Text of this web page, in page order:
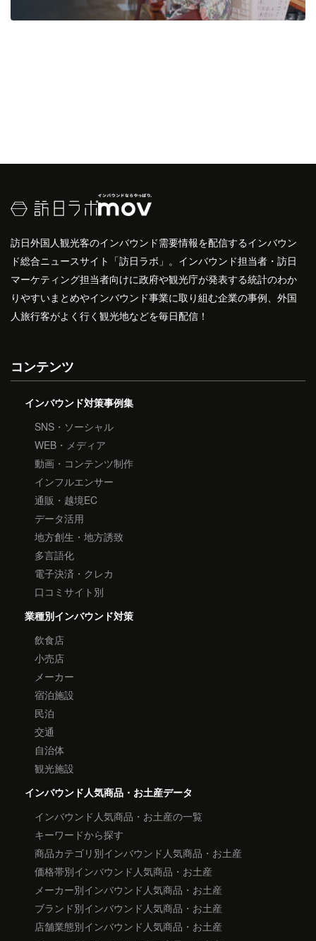
訪日外国人観光客のインバウンド需要情報を配信するインバウン
ド総合ニュースサイト「訪日ラボ」。インバウンド担当者・訪日
マーケティング担当者向けに政府や観光庁が発表する統計のわか
りやすいまとめやインバウンド事業に取り組む企業の事例、外国
人旅行客がよく行く観光地などを毎日配信！
コンテンツ
インバウンド対策事例集
SNS・ソーシャル
WEB・メディア
動画・コンテンツ制作
インフルエンサー
通販・越境EC
データ活用
地方創生・地方誘致
多言語化
電子決済・クレカ
口コミサイト別
業種別インバウンド対策
飲食店
小売店
メーカー
宿泊施設
民泊
交通
自治体
観光施設
インバウンド人気商品・お土産データ
インバウンド人気商品・お土産の一覧
キーワードから探す
商品カテゴリ別インバウンド人気商品・お土産
価格帯別インバウンド人気商品・お土産
メーカー別インバウンド人気商品・お土産
ブランド別インバウンド人気商品・お土産
店舗業態別インバウンド人気商品・お土産